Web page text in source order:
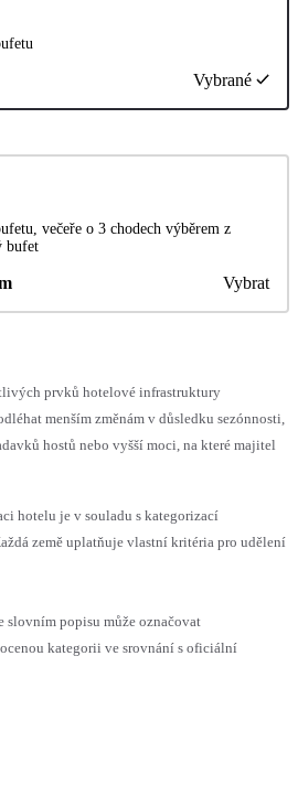
Vybrané
večeře o 3 chodech výběrem z
bufet
Vybrat
prvků hotelové infrastruktury
menším změnám v důsledku sezónnosti,
hostů nebo vyšší moci, na které majitel
hotelu je v souladu s kategorizací
země uplatňuje vlastní kritéria pro udělení
popisu může označovat
kategorii ve srovnání s oficiální